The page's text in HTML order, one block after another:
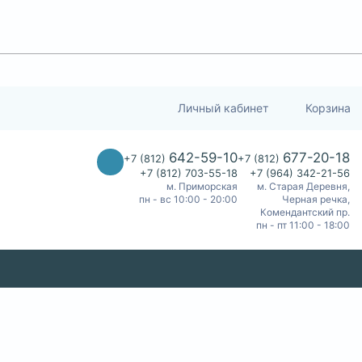
Личный кабинет Корзина
+7 (812) 642-59-10
+7 (812) 703-55-18
м. Приморская
пн - вс 10:00 - 20:00
+7 (812) 677-20-18
+7 (964) 342-21-56
м. Старая Деревня,
Черная речка,
Комендантский пр.
пн - пт 11:00 - 18:00